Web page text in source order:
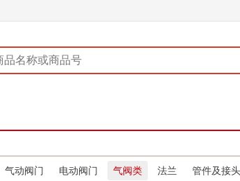
气动阀门 电动阀门 气阀类 法兰 管件及接头